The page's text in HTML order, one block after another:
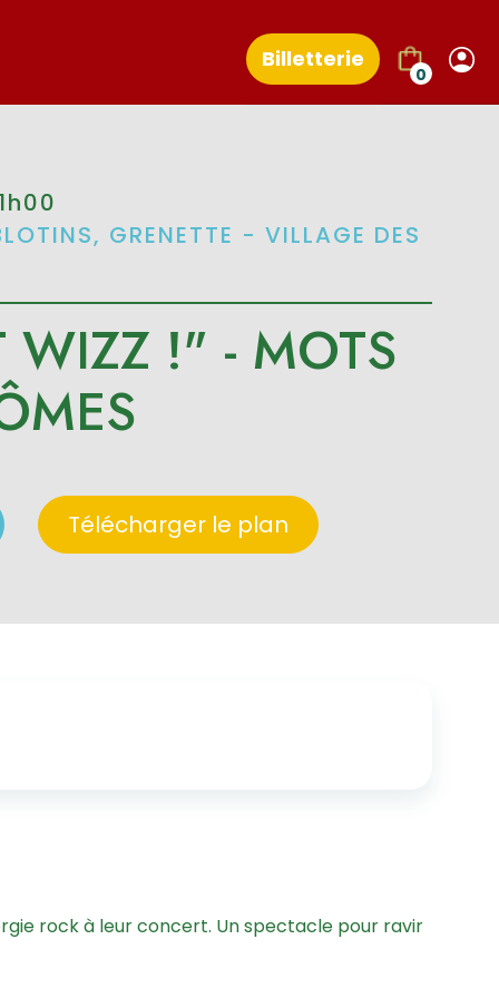
Billetterie
0
GRENETTE - VILLAGE DES
WIZZ !" - MOTS
Télécharger le plan
rock à leur concert. Un spectacle pour ravir